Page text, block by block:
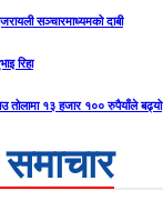
सञ्चारमाध्यमको दाबी
रिहा
तोलामा १३ हजार १०० रुपैयाँले बढ्यो
समाचार